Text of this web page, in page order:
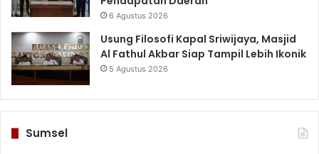
6 Agustus 2026
Usung Filosofi Kapal Sriwijaya, Masjid
Al Fathul Akbar Siap Tampil Lebih Ikonik
5 Agustus 2026
Sumsel